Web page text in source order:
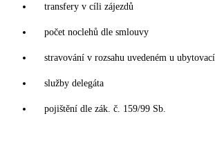
transfery v cíli zájezdů
počet noclehů dle smlouvy
stravování v rozsahu uvedeném u
služby delegáta
pojištění dle zák. č. 159/99 Sb.